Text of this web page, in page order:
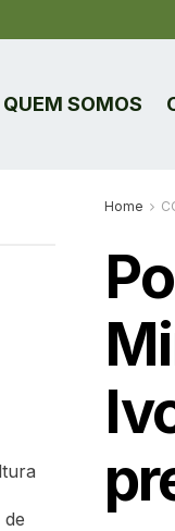
QUEM SOMOS
Home